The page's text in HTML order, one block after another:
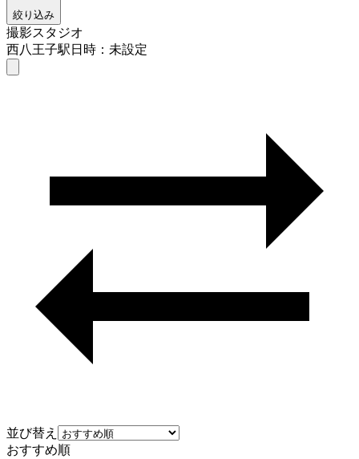
絞り込み
撮影スタジオ
西八王子駅日時：未設定
並び替え
おすすめ順